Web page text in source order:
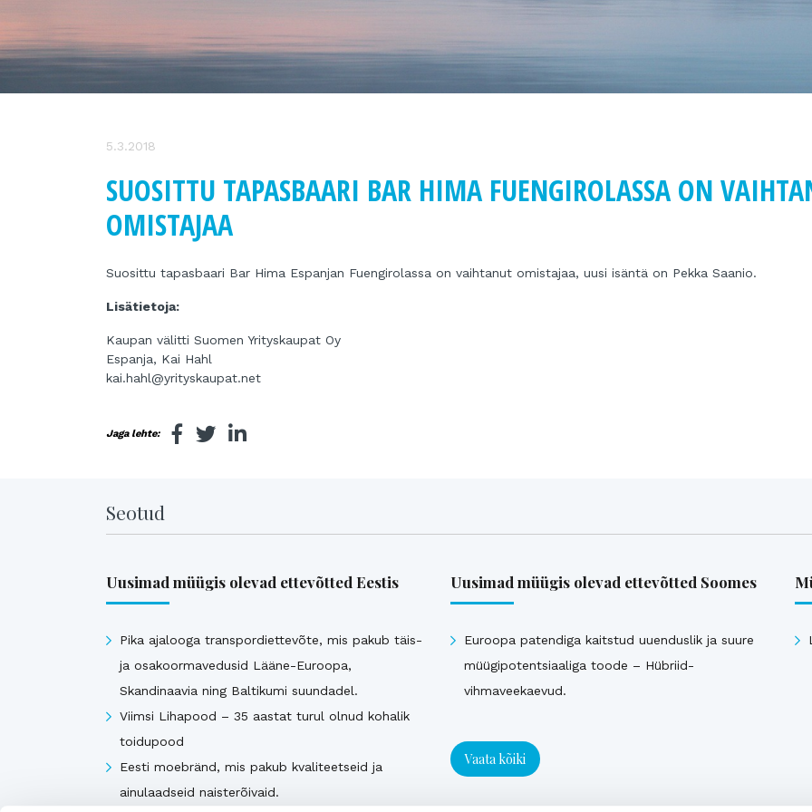
5.3.2018
SUOSITTU TAPASBAARI BAR HIMA FUENGIROLASSA ON
OMISTAJAA
Suosittu tapasbaari Bar Hima Espanjan Fuengirolassa on vaihtanut omistajaa, uusi isäntä on Pekka Saanio.
Lisätietoja:
Kaupan välitti Suomen Yrityskaupat Oy
Espanja, Kai Hahl
kai.hahl@yrityskaupat.net
Jaga lehte:
Seotud
Uusimad müügis olevad ettevõtted Eestis
Pika ajalooga transpordiettevõte, mis pakub täis-
ja osakoormavedusid Lääne-Euroopa,
Skandinaavia ning Baltikumi suundadel.
Viimsi Lihapood – 35 aastat turul olnud kohalik
toidupood
Eesti moebränd, mis pakub kvaliteetseid ja
ainulaadseid naisterõivaid.
Uusimad müügis olevad ettevõtted Soomes
Euroopa patendiga kaitstud uuenduslik ja suure
müügipotentsiaaliga toode – Hübriid-
vihmaveekaevud.
Vaata kõiki